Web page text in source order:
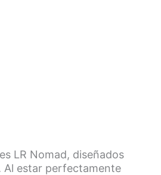
LR Nomad, diseñados
Al estar perfectamente